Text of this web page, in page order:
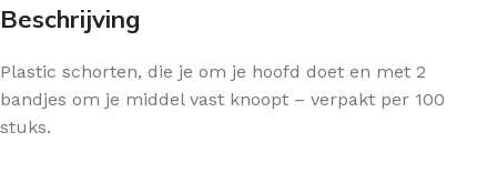
Beschrijving
Plastic schorten, die je om je hoofd doet en met 2
bandjes om je middel vast knoopt – verpakt per 100
stuks.